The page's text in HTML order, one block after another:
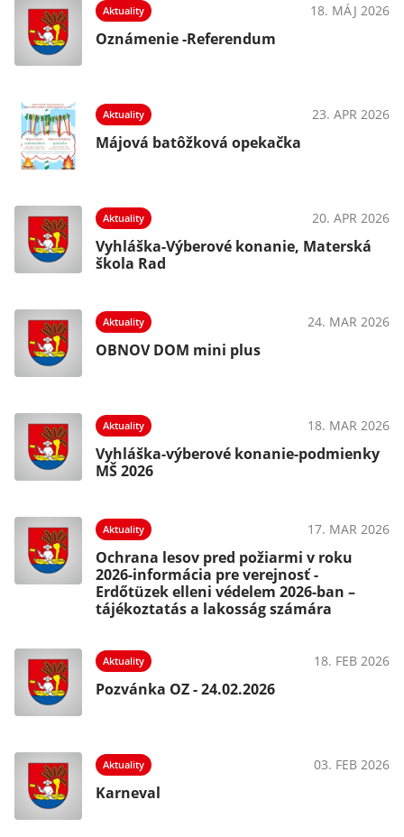
Aktuality 18. MÁJ 2026
Oznámenie -Referendum
Aktuality 23. APR 2026
Májová batôžková opekačka
Aktuality 20. APR 2026
Vyhláška-Výberové konanie, Materská
škola Rad
Aktuality 24. MAR 2026
OBNOV DOM mini plus
Aktuality 18. MAR 2026
Vyhláška-výberové konanie-podmienky
MŠ 2026
Aktuality 17. MAR 2026
Ochrana lesov pred požiarmi v roku
2026-informácia pre verejnosť -
Erdőtüzek elleni védelem 2026-ban –
tájékoztatás a lakosság számára
Aktuality 18. FEB 2026
Pozvánka OZ - 24.02.2026
Aktuality 03. FEB 2026
Karneval